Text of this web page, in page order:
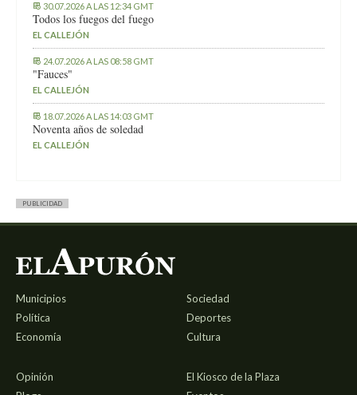
30.07.2026 A LAS 12:34 GMT
Todos los fuegos del fuego
EL CALLEJÓN
24.07.2026 A LAS 08:58 GMT
"Fauces"
EL CALLEJÓN
18.07.2026 A LAS 14:03 GMT
Noventa años de soledad
EL CALLEJÓN
PUBLICIDAD
Municipios
Política
Economía
Sociedad
Deportes
Cultura
Opinión
El Kiosco de la Plaza